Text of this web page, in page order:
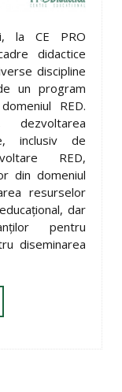
la CE PRO
didactice
discipline
un program
RED.
dezvoltarea
inclusiv de
RED,
din domeniul
resurselor
dar
pentru
diseminarea